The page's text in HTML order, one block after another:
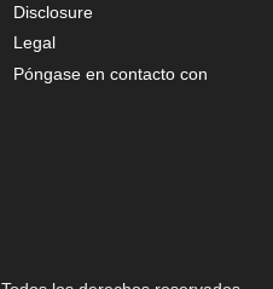
Disclosure
Legal
Póngase en contacto con